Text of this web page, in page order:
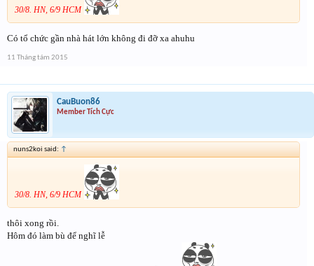
30/8. HN, 6/9 HCM
Có tổ chức gần nhà hát lớn không đi đỡ xa ahuhu
11 Tháng tám 2015
CauBuon86
Member Tích Cực
nuns2koi said: ↑
30/8. HN, 6/9 HCM
thôi xong rồi.
Hôm đó làm bù để nghĩ lễ